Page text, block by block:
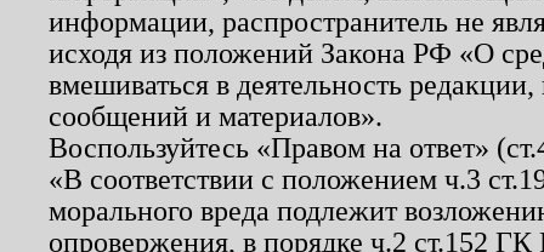
информации, распространитель не
исходя из положений Закона РФ «О
вмешиваться в деятельность
сообщений и материалов».
Воспользуйтесь «Правом на ответ»
«В соответствии с положением ч.3
морального вреда подлежит
опровержения, в порядке ч.2 ст.152